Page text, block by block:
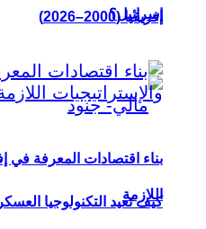
إسرائيل؟
كيف تعيد التكنولوجيا
إفريقيا (2000–2026)
بناء اقتصادات المعرفة في
اللازمة